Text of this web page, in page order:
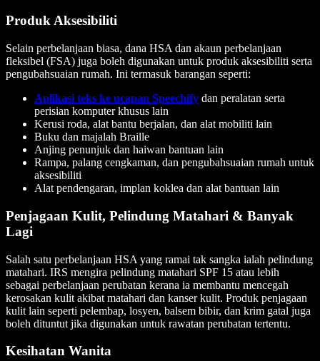
Produk Aksesibiliti
Selain perbelanjaan biasa, dana HSA dan akaun perbelanjaan
fleksibel (FSA) juga boleh digunakan untuk produk aksesibiliti serta
pengubahsuaian rumah. Ini termasuk barangan seperti:
Aplikasi teks ke ucapan Speechify dan peralatan serta
perisian komputer khusus lain
Kerusi roda, alat bantu berjalan, dan alat mobiliti lain
Buku dan majalah Braille
Anjing penunjuk dan haiwan bantuan lain
Rampa, palang cengkaman, dan pengubahsuaian rumah untuk
aksesibiliti
Alat pendengaran, implan koklea dan alat bantuan lain
Penjagaan Kulit, Pelindung Matahari & Banyak
Lagi
Salah satu perbelanjaan HSA yang ramai tak sangka ialah pelindung
matahari. IRS mengira pelindung matahari SPF 15 atau lebih
sebagai perbelanjaan perubatan kerana ia membantu mencegah
kerosakan kulit akibat matahari dan kanser kulit. Produk penjagaan
kulit lain seperti pelembap, losyen, balsem bibir, dan krim gatal juga
boleh dituntut jika digunakan untuk rawatan perubatan tertentu.
Kesihatan Wanita